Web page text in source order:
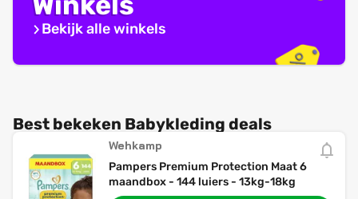
Bekijk alle winkels
Best bekeken Babykleding deals
Wehkamp
Pampers Premium Protection Maat 6
maandbox - 144 luiers - 13kg-18kg